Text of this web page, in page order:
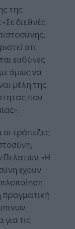
της
διεθνές
ότι
ευθύνες
όμως να
μέλη της
που
οι τράπεζες
Πελατών. «Η
έχουν
τις